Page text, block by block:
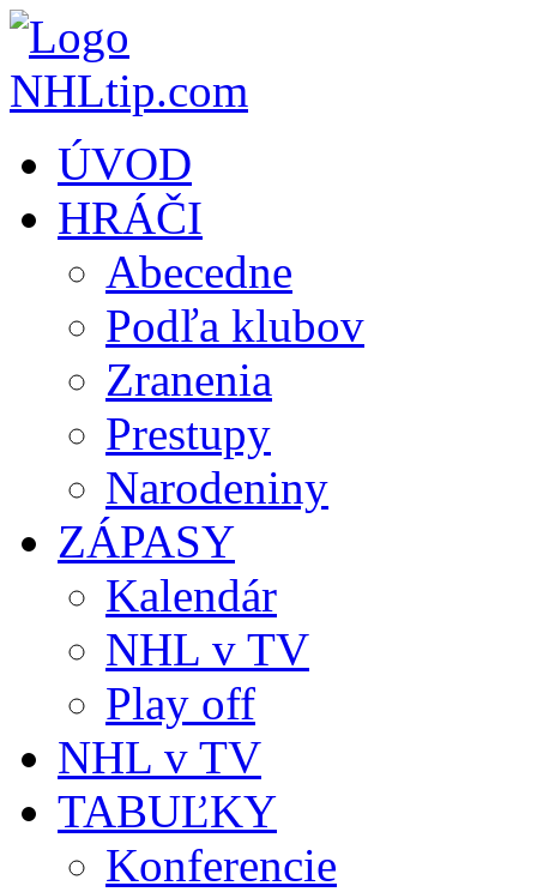
ÚVOD
HRÁČI
Abecedne
Podľa klubov
Zranenia
Prestupy
Narodeniny
ZÁPASY
Kalendár
NHL v TV
Play off
NHL v TV
TABUĽKY
Konferencie